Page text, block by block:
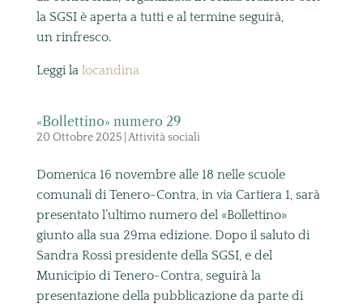
la SGSI è aperta a tutti e al termine seguirà,
un rinfresco.
Leggi la locandina
«Bollettino» numero 29
20 Ottobre 2025| Attività sociali
Domenica 16 novembre alle 18 nelle scuole
comunali di Tenero-Contra, in via Cartiera 1, sarà
presentato l’ultimo numero del «Bollettino»
giunto alla sua 29ma edizione. Dopo il saluto di
Sandra Rossi presidente della SGSI, e del
Municipio di Tenero-Contra, seguirà la
presentazione della pubblicazione da parte di